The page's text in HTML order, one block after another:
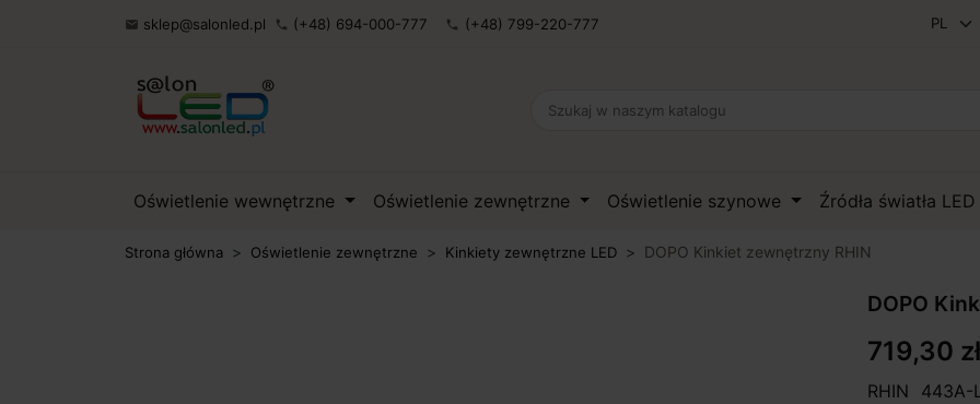
 sklep@salonled.pl phone (+48) 694-000-777 phone (+48) 799-220-777
Oświetlenie wewnętrzne Oświetlenie zewnętrzne Oświetlenie szynowe Źródła światła LED
Strona główna Oświetlenie zewnętrzne Kinkiety zewnętrzne LED DOPO Kinkiet zewnętrzny RHIN
DOPO
719,30 zł
RHIN